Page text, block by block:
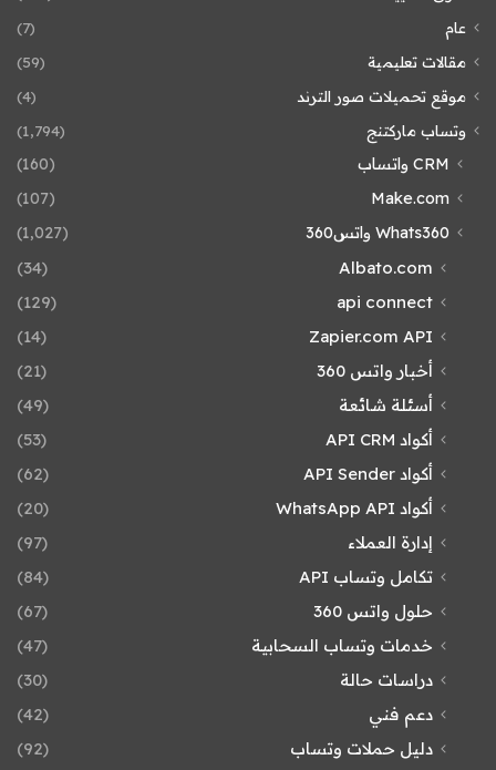
عام
(7)
مقالات تعليمية
(59)
موقع تحميلات صور الترند
(4)
وتساب ماركتنج
(1٬794)
CRM واتساب
(160)
Make.com
(107)
Whats360 واتس360
(1٬027)
Albato.com
(34)
api connect
(129)
Zapier.com API
(14)
أخبار واتس 360
(21)
أسئلة شائعة
(49)
أكواد API CRM
(53)
أكواد API Sender
(62)
أكواد WhatsApp API
(20)
إدارة العملاء
(97)
تكامل وتساب API
(84)
حلول واتس 360
(67)
خدمات وتساب السحابية
(47)
دراسات حالة
(30)
دعم فني
(42)
دليل حملات وتساب
(92)